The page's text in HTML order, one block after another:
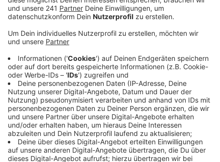
Anzeige
Damit gemeint sind keine weiteren Reparatur- oder
Ausbesserungsarbeiten, sondern ein kompletter
Austausch der Anlage. Viel will die neue Bahnstadt
aktuell noch nicht verraten, erst im Laufe der Woche
soll es eine offizielle Stellungnahme geben. Ein
Sprecher hat aber bereits bestätigt, dass die Frage,
ob die Aufzugsanlage komplett ausgetauscht werden
soll, definitiv im Raum steht.
Allerdings müsse das Ganze sachgemäß geprüft
werden - auch im Hinblick darauf, welche Alternativen